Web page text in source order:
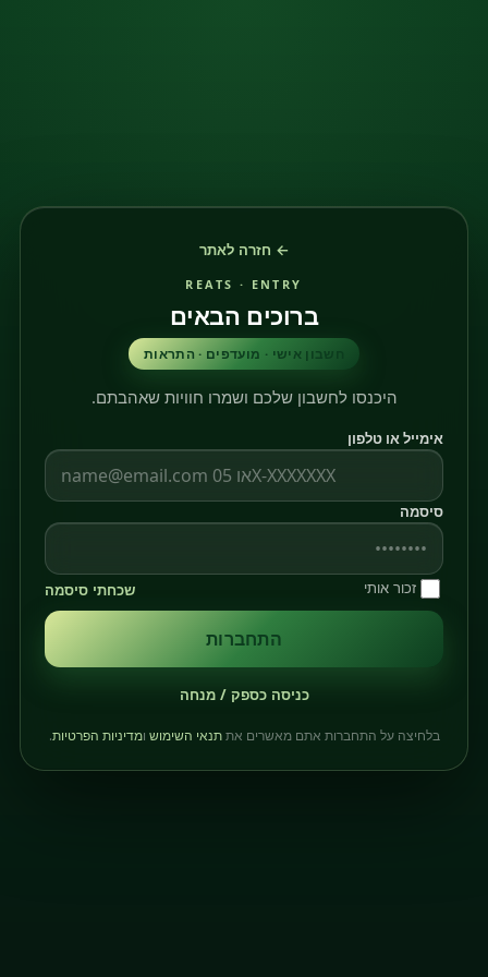
← חזרה לאתר
REATS · ENTRY
ברוכים הבאים
חשבון אישי · מועדפים · התראות
היכנסו לחשבון שלכם ושמרו חוויות שאהבתם.
אימייל או טלפון
סיסמה
זכור אותי שכחתי סיסמה
התחברות
כניסה כספק / מנחה
בלחיצה על התחברות אתם מאשרים אתתנאי השימוש ומדיניות הפרטיות.